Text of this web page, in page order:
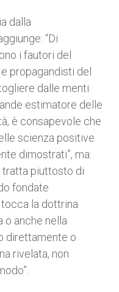
dalla
“Di
i fautori del
propagandisti del
dalle menti
estimatore delle
è consapevole che
scienza positive
dimostrati”, ma:
tratta piuttosto di
fondate
la dottrina
o anche nella
direttamente o
rivelata, non